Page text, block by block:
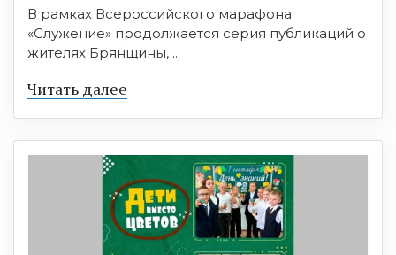
В рамках Всероссийского марафона
«Служение» продолжается серия публикаций о
жителях Брянщины, ...
Читать далее